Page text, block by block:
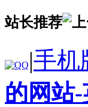
站长推荐
|手机
的网站